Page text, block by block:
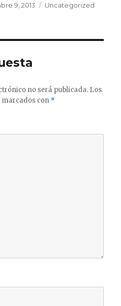
9, 2013 Categorías
Uncategorized
no será publicada. Los
con *